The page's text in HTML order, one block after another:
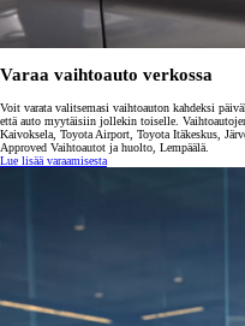
Varaa vaihtoauto verkossa
Voit varata valitsemasi vaihtoauton kahdeksi
että auto myytäisiin jollekin toiselle.
Kaivoksela, Toyota Airport, Toyota Itäkeskus,
Approved Vaihtoautot ja huolto, Lempäälä.
Lue lisää varaamisesta